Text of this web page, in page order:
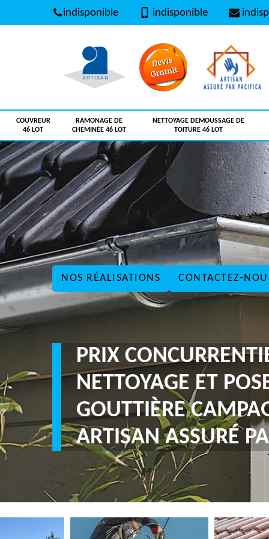
indisponible indisponible
COUVREUR
46 LOT
RAMONAGE DE
CHEMINÉE 46 LOT
NETTOYAGE DEMOUSSAGE DE
TOITURE 46 LOT
NOS RÉALISATIONS CONTACTEZ-
PRIX
NETTOYAGE ET
GOUTTIÈRE
ARTISAN ASSURÉ